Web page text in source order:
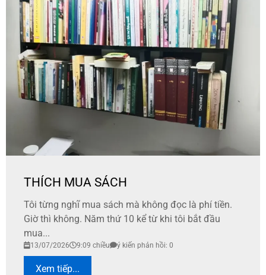
THÍCH MUA SÁCH
Tôi từng nghĩ mua sách mà không đọc là phí tiền.
Giờ thì không. Năm thứ 10 kể từ khi tôi bắt đầu
mua...
13/07/2026 9:09 chiều ý kiến phản hồi: 0
Xem tiếp...